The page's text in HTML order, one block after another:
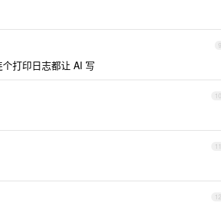
9
打印日志都让 AI 写
10
11
12